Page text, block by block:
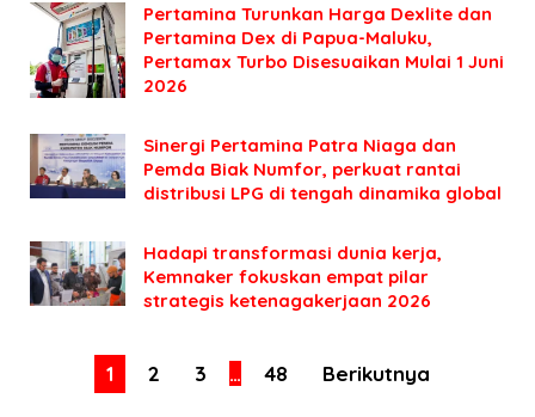
Pertamina Turunkan Harga Dexlite dan
Pertamina Dex di Papua-Maluku,
Pertamax Turbo Disesuaikan Mulai 1 Juni
2026
Sinergi Pertamina Patra Niaga dan
Pemda Biak Numfor, perkuat rantai
distribusi LPG di tengah dinamika global
Hadapi transformasi dunia kerja,
Kemnaker fokuskan empat pilar
strategis ketenagakerjaan 2026
1 2 3 … 48 Berikutnya